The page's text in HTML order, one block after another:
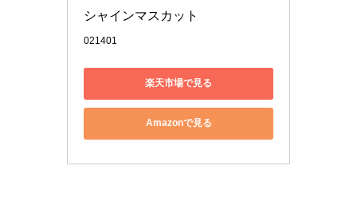
シャインマスカット
021401
楽天市場で見る
Amazonで見る